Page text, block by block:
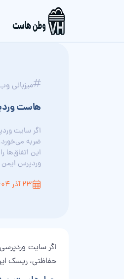
میزبانی
هاست
اگر سایت
ضربه
این اتفاق‌ها
وردپرس
۲۳ آذر ۱۴۰۴
اگر سایت
حفاظتی، ریسک